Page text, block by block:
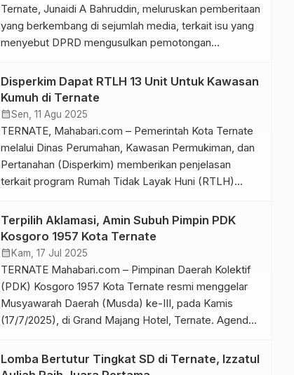
Ternate, Junaidi A Bahruddin, meluruskan pemberitaan
yang berkembang di sejumlah media, terkait isu yang
menyebut DPRD mengusulkan pemotongan
pegawai untuk pembayaran retribusi parkir tepi jalan
umum. Selasa (25/11/2025). Ia menegaskan bahwa
DPRD sama sekali tidak pernah mengusulkan
kebijakan tersebut. Menurut Junaidi. Informasi
mengenai […]
Disperkim Dapat RTLH 13 Unit Untuk Kawasan
Kumuh di Ternate
calendar_monthSen, 11 Agu 2025
TERNATE, Mahabari.com – Pemerintah Kota Ternate
melalui Dinas Perumahan, Kawasan Permukiman, dan
Pertanahan (Disperkim) memberikan penjelasan
terkait program Rumah Tidak Layak Huni (RTLH)
diterima per unit. Kepala Dinas Perkim Kota Ternate,
Tony S. Pontoh, mengatakan selama ini belum ada
bantuan khusus untuk satu unit rumah dalam program
tersebut. […]
Terpilih Aklamasi, Amin Subuh Pimpin PDK
Kosgoro 1957 Kota Ternate
calendar_month Kam, 17 Jul 2025
TERNATE Mahabari.com – Pimpinan Daerah Kolektif
(PDK) Kosgoro 1957 Kota Ternate resmi menggelar
Musyawarah Daerah (Musda) ke-III, pada Kamis
(17/7/2025), di Grand Majang Hotel, Ternate. Agenda
baru periode 2025–2029. Dalam forum yang dihadiri
para pengurus dan anggota organisasi, Amin Subuh
Lomba Bertutur Tingkat SD di Ternate, Izzatul